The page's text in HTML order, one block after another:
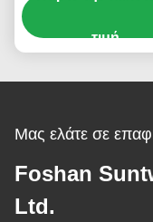
μετατροπή DC
τιμή
Μας ελάτε σε
Foshan
Ltd.